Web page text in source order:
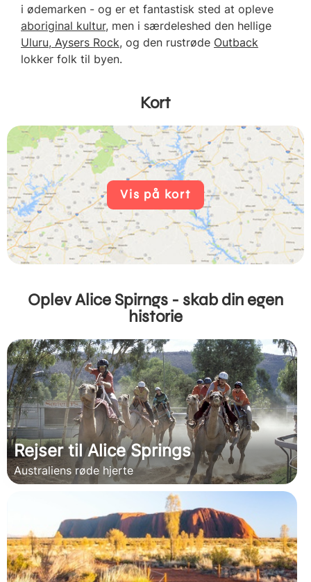
i ødemarken - og er et fantastisk sted at opleve
aboriginal kultur, men i særdeleshed den hellige
Uluru, Aysers Rock, og den rustrøde Outback
lokker folk til byen.
Kort
Vis på kort
Oplev Alice Spirngs - skab din egen
historie
Rejser til Alice Springs
Australiens røde hjerte